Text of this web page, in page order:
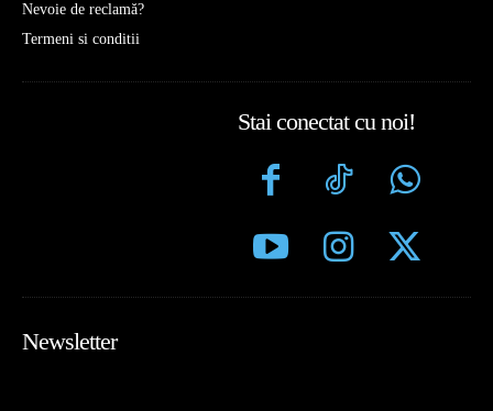
Nevoie de reclamă?
Termeni si conditii
Stai conectat cu noi!
Newsletter